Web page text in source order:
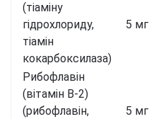
(тіаміну
гідрохлориду,
тіамін
кокарбоксилаза)
5 мг
Рибофлавін
(вітамін В-2)
(рибофлавін,
5 мг